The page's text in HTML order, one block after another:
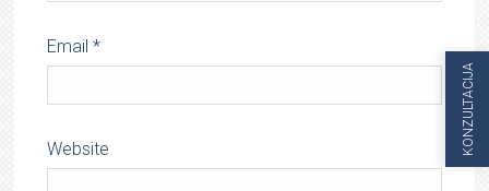
Email*
Website KONZULTACIJA